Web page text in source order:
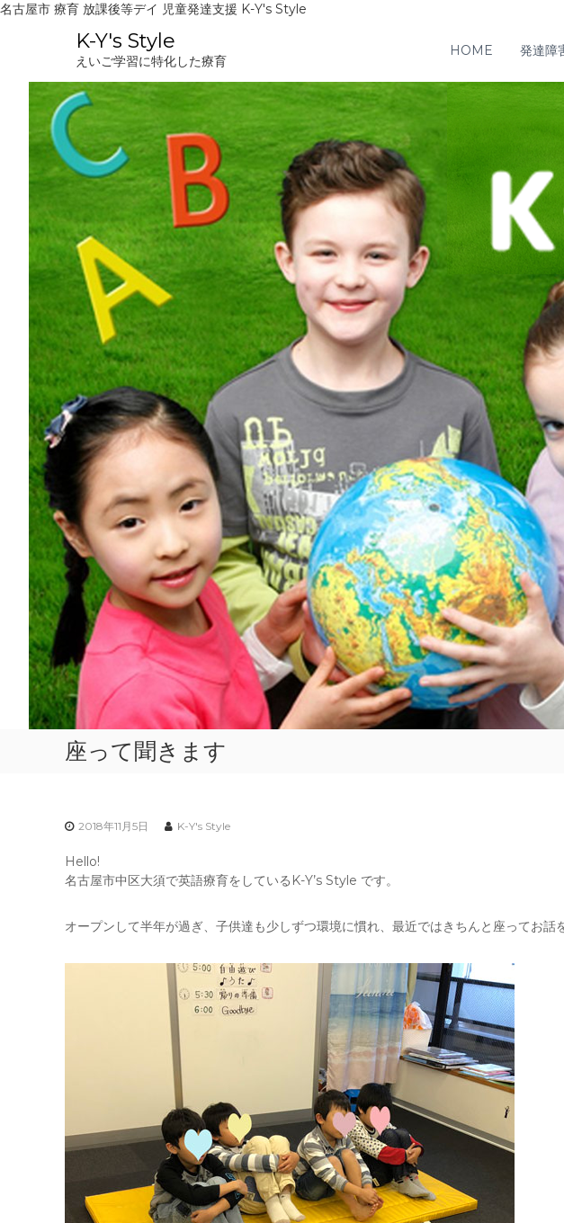
名古屋市 療育 放課後等デイ 児童発達支援 K-Y's Style
K-Y's Style
えいご学習に特化した療育
HOME 発達障
座って聞きます
2018年11月5日 K-Y's Style
Hello!
名古屋市中区大須で英語療育をしているK-Y’s Style です。
オープンして半年が過ぎ、子供達も少しずつ環境に慣れ、最近ではきちんと座ってお話